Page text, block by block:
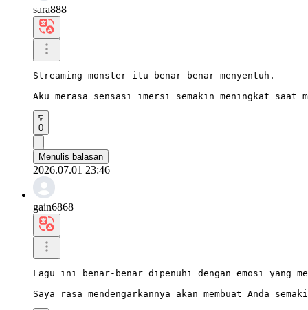
sara888
Streaming monster itu benar-benar menyentuh.
Aku merasa sensasi imersi semakin meningkat saat
0
Menulis balasan
2026.07.01 23:46
gain6868
Lagu ini benar-benar dipenuhi dengan emosi yang
Saya rasa mendengarkannya akan membuat Anda